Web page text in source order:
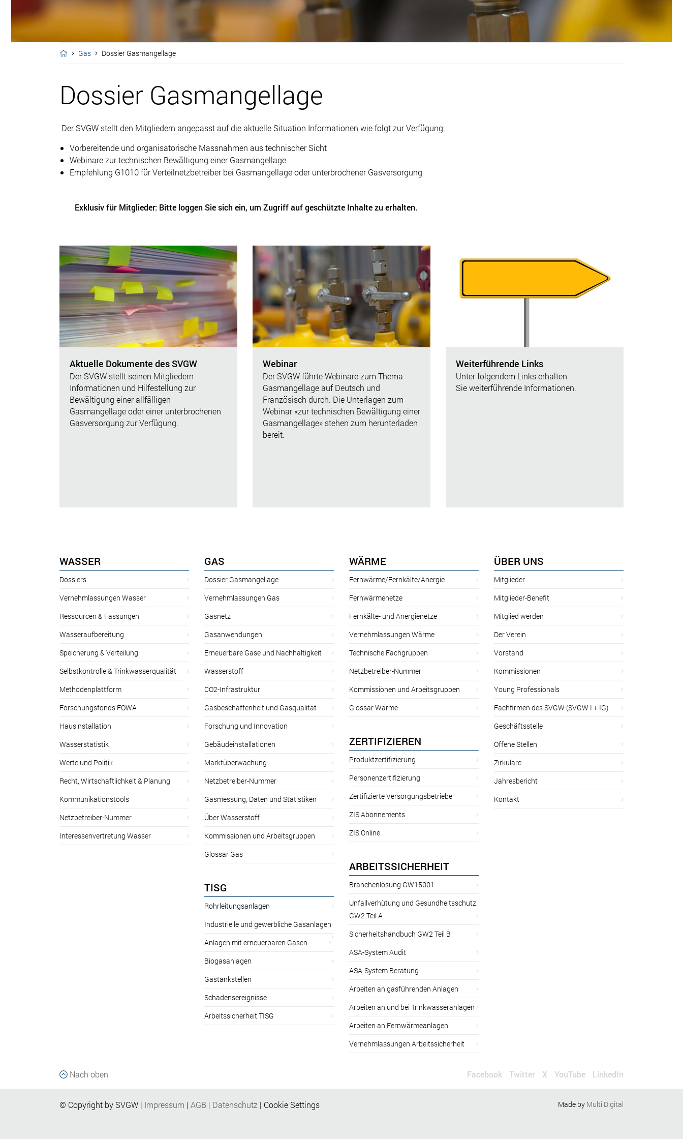
Gas Dossier Gasmangellage
Dossier Gasmangellage
DerSVGW stellt den Mitgliedern angepasst auf die aktuelle Situation Informationen wie folgt zur Verfügung:
Vorbereitende und organisatorische Massnahmen aus technischer Sicht
Webinare zur technischen Bewältigung einer Gasmangellage
Empfehlung G1010 für Verteilnetzbetreiber bei Gasmangellage oder unterbrochener Gasversorgung
Exklusiv für Mitglieder: Bitte loggen Sie sich ein, um Zugriff auf geschützte Inhalte zu erhalten.
Aktuelle Dokumente des SVGW
Der SVGW stellt seinen Mitgliedern
Informationen und Hilfestellung zur
Bewältigung einer allfälligen
Gasmangellage oder einer unterbrochenen
Gasversorgung zur Verfügung.
Webinar
Der SVGW führte Webinare zum Thema
Gasmangellage auf Deutsch und
Französisch durch. Die Unterlagen zum
Webinar «zur technischen Bewältigung einer
Gasmangellage» stehen zum herunterladen
bereit.
Weiterführende Links
Unter folgendem Links erhalten
Sieweiterführende Informationen.
WASSER
Dossiers
Vernehmlassungen Wasser
Ressourcen & Fassungen
Wasseraufbereitung
Speicherung & Verteilung
Selbstkontrolle & Trinkwasserqualität
Methodenplattform
Forschungsfonds FOWA
Hausinstallation
Wasserstatistik
Werte und Politik
Recht, Wirtschaftlichkeit & Planung
Kommunikationstools
Netzbetreiber-Nummer
Interessenvertretung Wasser
GAS
Dossier Gasmangellage
Vernehmlassungen Gas
Gasnetz
Gasanwendungen
Erneuerbare Gase und Nachhaltigkeit
Wasserstoff
CO2-Infrastruktur
Gasbeschaffenheit und Gasqualität
Forschung und Innovation
Gebäudeinstallationen
Marktüberwachung
Netzbetreiber-Nummer
Gasmessung, Daten und Statistiken
Über Wasserstoff
Kommissionen und Arbeitsgruppen
Glossar Gas
TISG
Rohrleitungsanlagen
Industrielle und gewerbliche Gasanlagen
Anlagen mit erneuerbaren Gasen
Biogasanlagen
Gastankstellen
Schadensereignisse
Arbeitssicherheit TISG
WÄRME
Fernwärme/Fernkälte/Anergie
Fernwärmenetze
Fernkälte- und Anergienetze
Vernehmlassungen Wärme
Technische Fachgruppen
Netzbetreiber-Nummer
Kommissionen und Arbeitsgruppen
Glossar Wärme
ZERTIFIZIEREN
Produktzertifizierung
Personenzertifizierung
Zertifizierte Versorgungsbetriebe
ZIS Abonnements
ZIS Online
ARBEITSSICHERHEIT
Branchenlösung GW15001
Unfallverhütung und Gesundheitsschutz
GW2 Teil A
Sicherheitshandbuch GW2 Teil B
ASA-System Audit
ASA-System Beratung
Arbeiten an gasführenden Anlagen
Arbeiten an und bei Trinkwasseranlagen
Arbeiten an Fernwärmeanlagen
Vernehmlassungen Arbeitssicherheit
ÜBER UNS
Mitglieder
Mitglieder-Benefit
Mitglied werden
Der Verein
Vorstand
Kommissionen
Young Professionals
Fachfirmen des SVGW (SVGW I + IG)
Geschäftsstelle
Offene Stellen
Zirkulare
Jahresbericht
Kontakt
Nach oben Facebook Twitter X YouTube LinkedIn
© Copyright by SVGW | Impressum | AGB | Datenschutz | Cookie Settings Made by Multi Digital